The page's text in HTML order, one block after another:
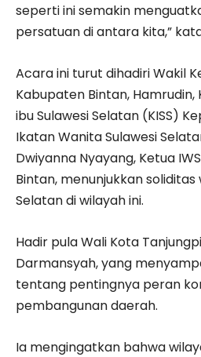
seperti ini semakin
persatuan di antara kita,”
Acara ini turut dihadiri Wakil
Kabupaten Bintan, Hamrudin,
ibu Sulawesi Selatan (KISS)
Ikatan Wanita Sulawesi
Dwiyanna Nyayang, Ketua
Bintan, menunjukkan soliditas
Selatan di wilayah ini.
Hadir pula Wali Kota
Darmansyah, yang
tentang pentingnya peran
pembangunan daerah.
Ia mengingatkan bahwa